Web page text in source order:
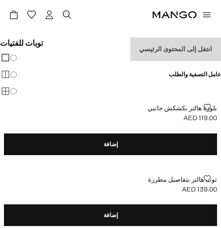
انتقل إلى المحتوى الرئيسي
توبات للفتيات
عامل التصفية والطلب
بلوزة هالتر بكشكش جانبي
بلوزة هالتر بكشكش جانبي
السعر الحالي [AED 119.00 ]
AED 119.00
إضافة
توب هالتر بتفاصيل مطرزة
توب هالتر بتفاصيل مطرزة
السعر الحالي [AED 139.00 ]
AED 139.00
إضافة